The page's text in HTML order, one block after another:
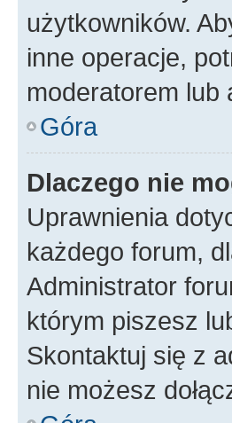
użytkowników.
inne operacje,
moderatorem lub
Góra
Dlaczego nie
Uprawnienia
każdego forum,
Administrator
którym piszesz
Skontaktuj się z
nie możesz